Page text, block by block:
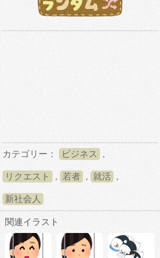
カテゴリー： ビジネス ,
リクエスト , 若者 , 就活 ,
新社会人
関連イラスト